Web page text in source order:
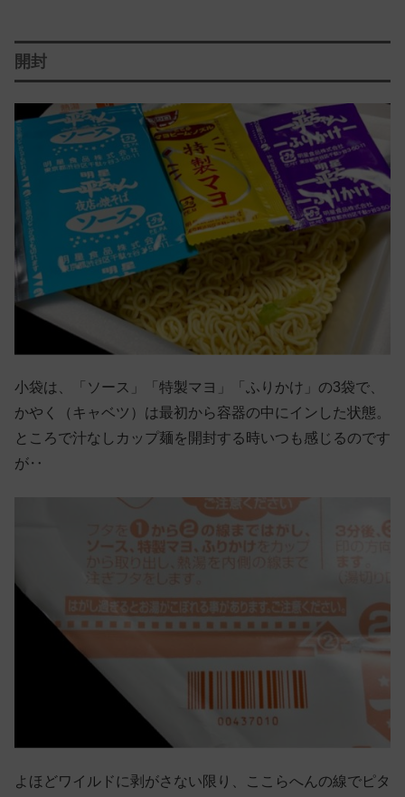
開封
小袋は、「ソース」「特製マヨ」「ふりかけ」の3袋で、
かやく（キャベツ）は最初から容器の中にインした状態。
ところで汁なしカップ麺を開封する時いつも感じるのです
が‥
よほどワイルドに剥がさない限り、ここらへんの線でピタ